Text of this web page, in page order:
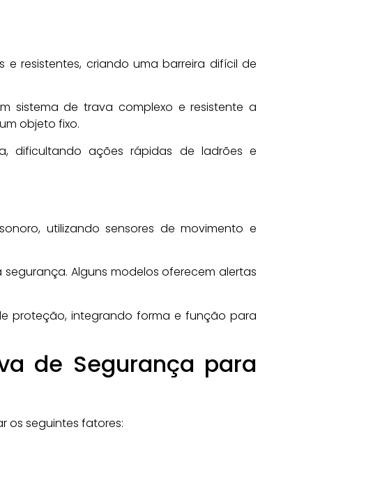
resistentes, criando uma barreira difícil de
sistema de trava complexo e resistente a
objeto fixo.
dificultando ações rápidas de ladrões e
utilizando sensores de movimento e
Alguns modelos oferecem alertas
proteção, integrando forma e função para
de Segurança para
os seguintes fatores: